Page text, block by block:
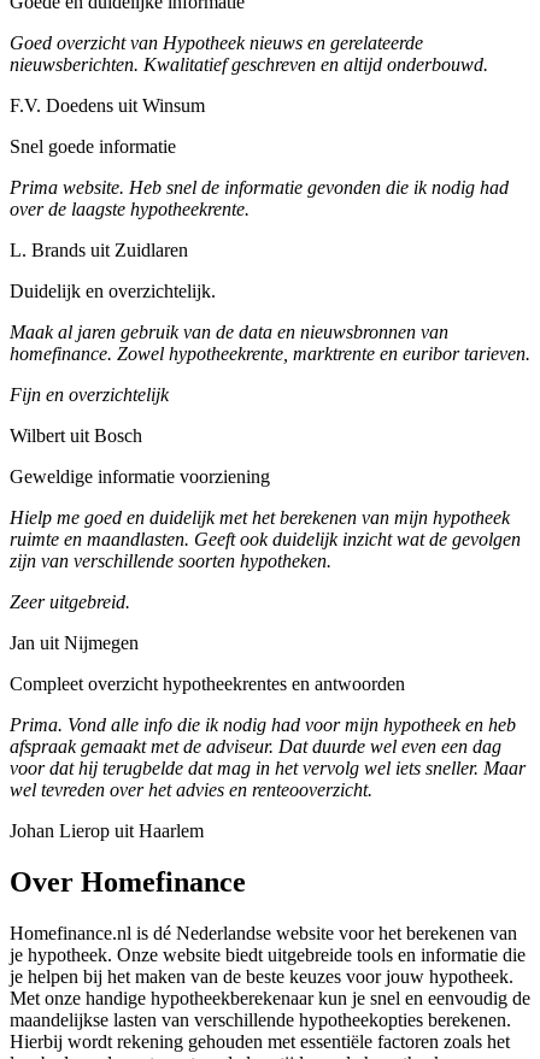
Goed overzicht van Hypotheek nieuws en gerelateerde
nieuwsberichten. Kwalitatief geschreven en altijd onderbouwd.
F.V. Doedens uit Winsum
Snel goede informatie
Prima website. Heb snel de informatie gevonden die ik nodig had
over de laagste hypotheekrente.
L. Brands uit Zuidlaren
Duidelijk en overzichtelijk.
Maak al jaren gebruik van de data en nieuwsbronnen van
homefinance. Zowel hypotheekrente, marktrente en euribor tarieven.
Fijn en overzichtelijk
Wilbert uit Bosch
Geweldige informatie voorziening
Hielp me goed en duidelijk met het berekenen van mijn hypotheek
ruimte en maandlasten. Geeft ook duidelijk inzicht wat de gevolgen
zijn van verschillende soorten hypotheken.
Zeer uitgebreid.
Jan uit Nijmegen
Compleet overzicht hypotheekrentes en antwoorden
Prima. Vond alle info die ik nodig had voor mijn hypotheek en heb
afspraak gemaakt met de adviseur. Dat duurde wel even een dag
voor dat hij terugbelde dat mag in het vervolg wel iets sneller. Maar
wel tevreden over het advies en renteooverzicht.
Johan Lierop uit Haarlem
Over Homefinance
Homefinance.nl is dé Nederlandse website voor het berekenen van
je hypotheek. Onze website biedt uitgebreide tools en informatie die
je helpen bij het maken van de beste keuzes voor jouw hypotheek.
Met onze handige hypotheekberekenaar kun je snel en eenvoudig de
maandelijkse lasten van verschillende hypotheekopties berekenen.
Hierbij wordt rekening gehouden met essentiële factoren zoals het